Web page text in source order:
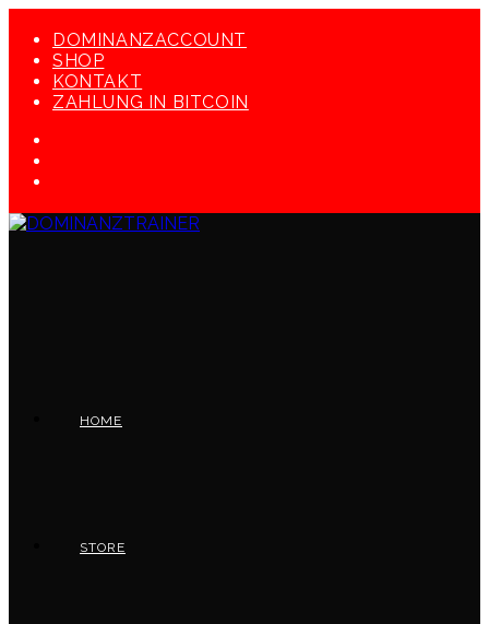
Inhalt
springen
DOMINANZACCOUNT
SHOP
KONTAKT
ZAHLUNG IN BITCOIN
HOME
STORE